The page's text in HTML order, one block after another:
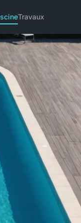
Travaux